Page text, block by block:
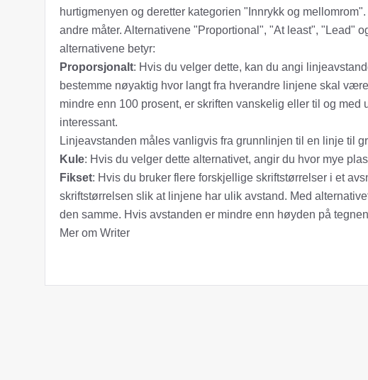
hurtigmenyen og deretter kategorien "Innrykk og
andre måter. Alternativene "Proportional", "At least", "Lead"
alternativene betyr:
Proporsjonalt: Hvis du velger dette, kan du angi
bestemme nøyaktig hvor langt fra hverandre linjene skal
mindre enn 100 prosent, er skriften vanskelig eller til og med
interessant.
Linjeavstanden måles vanligvis fra grunnlinjen til en linje til
Kule: Hvis du velger dette alternativet, angir du hvor mye
Fikset: Hvis du bruker flere forskjellige skriftstørrelser i et
skriftstørrelsen slik at linjene har ulik avstand. Med
den samme. Hvis avstanden er mindre enn høyden på
Mer om Writer